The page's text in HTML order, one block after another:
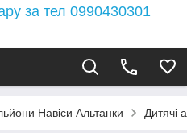
за тел 0990430301
Навіси Альтанки Дитячі